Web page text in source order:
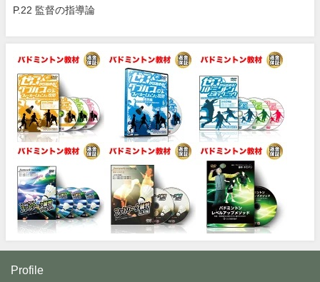
P.22 監督の指導論
Profile